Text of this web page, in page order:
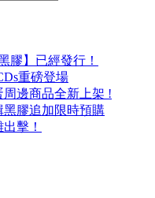
膠】已經發行！
重磅登場
邊商品全新上架 !
膠追加限時預購
擊！